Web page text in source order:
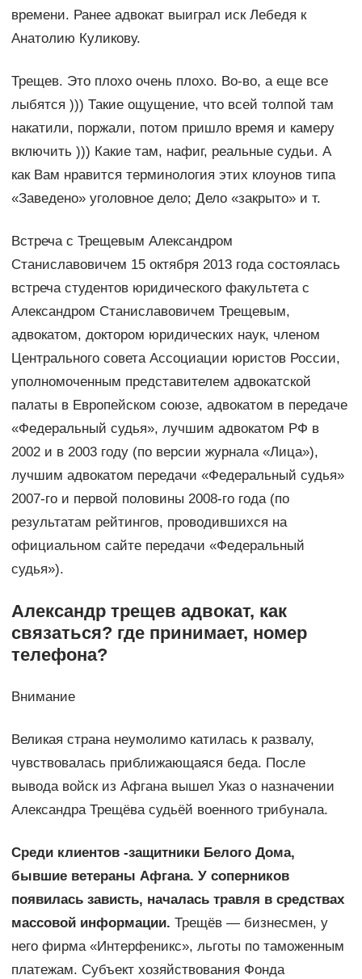
времени. Ранее адвокат выиграл иск Лебедя к
Анатолию Куликову.
Трещев. Это плохо очень плохо. Во-во, а еще все
лыбятся ))) Такие ощущение, что всей толпой там
накатили, поржали, потом пришло время и камеру
включить ))) Какие там, нафиг, реальные судьи. А
как Вам нравится терминология этих клоунов типа
«Заведено» уголовное дело; Дело «закрыто» и т.
Встреча с Трещевым Александром
Станиславовичем 15 октября 2013 года состоялась
встреча студентов юридического факультета с
Александром Станиславовичем Трещевым,
адвокатом, доктором юридических наук, членом
Центрального совета Ассоциации юристов России,
уполномоченным представителем адвокатской
палаты в Европейском союзе, адвокатом в передаче
«Федеральный судья», лучшим адвокатом РФ в
2002 и в 2003 году (по версии журнала «Лица»),
лучшим адвокатом передачи «Федеральный судья»
2007-го и первой половины 2008-го года (по
результатам рейтингов, проводившихся на
официальном сайте передачи «Федеральный
судья»).
Александр трещев адвокат, как
связаться? где принимает, номер
телефона?
Внимание
Великая страна неумолимо катилась к развалу,
чувствовалась приближающаяся беда. После
вывода войск из Афгана вышел Указ о назначении
Александра Трещёва судьёй военного трибунала.
Среди клиентов -защитники Белого Дома,
бывшие ветераны Афгана. У соперников
появилась зависть, началась травля в средствах
массовой информации. Трещёв — бизнесмен, у
него фирма «Интерфеникс», льготы по таможенным
платежам. Субъект хозяйствования Фонда